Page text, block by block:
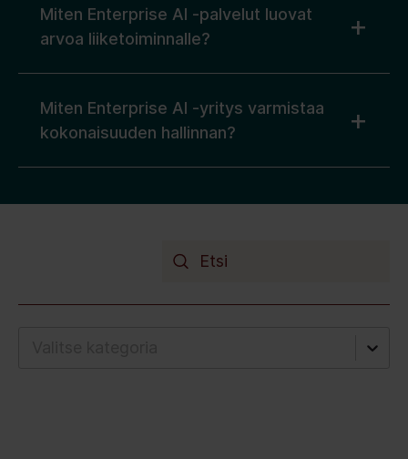
Miten Enterprise AI -palvelut luovat
arvoa liiketoiminnalle?
Miten Enterprise AI -yritys varmistaa
kokonaisuuden hallinnan?